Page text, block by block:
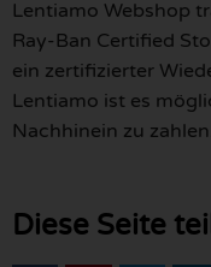
Lentiamo Webshop
Ray-Ban Certified
ein zertifizierter
Lentiamo ist es
Nachhinein zu
Diese Seite